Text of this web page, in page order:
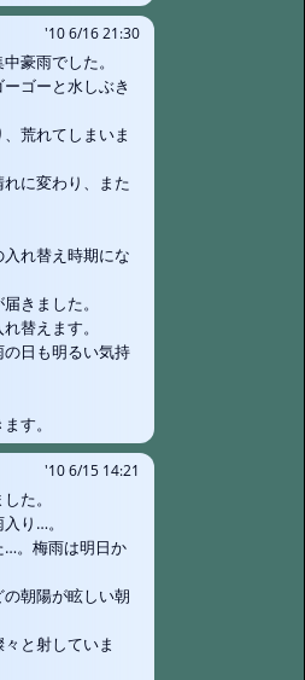
'10 6/16 21:30
豪雨でした。
ゴーと水しぶき
荒れてしまいま
に変わり、また
れ替え時期にな
きました。
替えます。
日も明るい気持
す。
'10 6/15 14:21
た。
り…。
梅雨は明日か
朝陽が眩しい朝
射していま